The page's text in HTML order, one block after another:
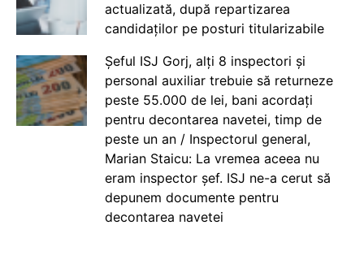
actualizată, după repartizarea
candidaților pe posturi titularizabile
Șeful ISJ Gorj, alți 8 inspectori și
personal auxiliar trebuie să returneze
peste 55.000 de lei, bani acordați
pentru decontarea navetei, timp de
peste un an / Inspectorul general,
Marian Staicu: La vremea aceea nu
eram inspector șef. ISJ ne-a cerut să
depunem documente pentru
decontarea navetei